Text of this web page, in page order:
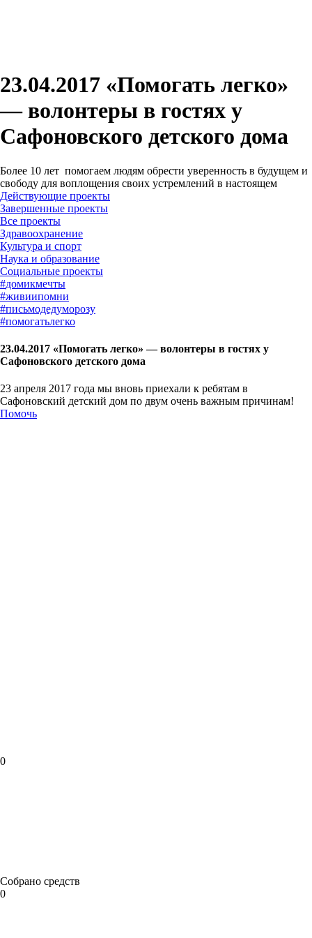
23.04.2017 «Помогать легко»
— волонтеры в гостях у
Сафоновского детского дома
Более 10 лет помогаем людям обрести уверенность в будущем и
свободу для воплощения своих устремлений в настоящем
Действующие проекты
Завершенные проекты
#домикмечты
#живиипомни
#письмодедуморозу
#помогатьлегко
23.04.2017 «Помогать легко» — волонтеры в гостях у
Сафоновского детского дома
23 апреля 2017 года мы вновь приехали к ребятам в
Сафоновский детский дом по двум очень важным причинам!
Помочь
0
Собрано средств
0